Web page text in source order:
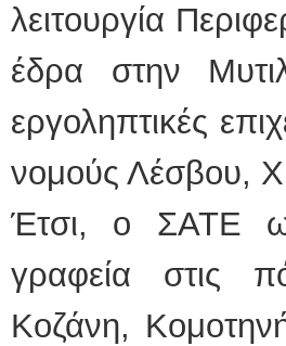
λειτουργία
έδρα στην
εργοληπτικές
νομούς Λέσβου,
Έτσι, ο ΣΑΤΕ
γραφεία στις
Κοζάνη,